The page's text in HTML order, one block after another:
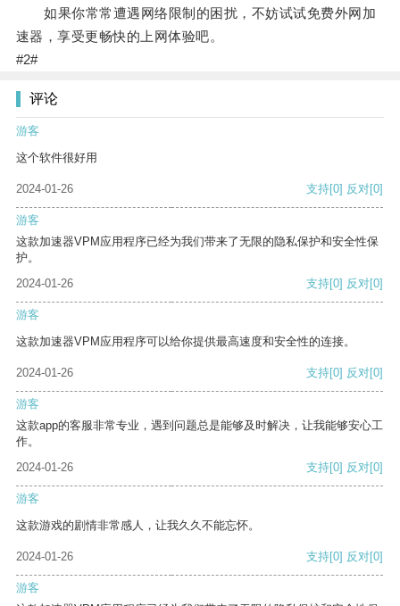
如果你常常遭遇网络限制的困扰，不妨试试免费外网加
速器，享受更畅快的上网体验吧。
#2#
评论
游客
这个软件很好用
2024-01-26 支持[0] 反对[0]
游客
这款加速器VPM应用程序已经为我们带来了无限的隐私保护和安全性保
护。
2024-01-26
支持[0] 反对[0]
游客
这款加速器VPM应用程序可以给你提供最高速度和安全性的连接。
2024-01-26 支持[0] 反对[0]
游客
这款app的客服非常专业，遇到问题总是能够及时解决，让我能够安心工
作。
2024-01-26
支持[0] 反对[0]
游客
这款游戏的剧情非常感人，让我久久不能忘怀。
2024-01-26 支持[0] 反对[0]
游客